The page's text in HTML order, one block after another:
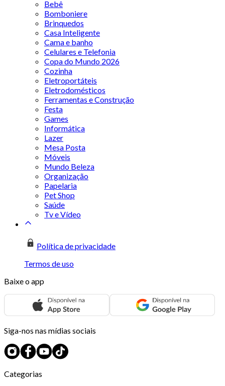
Bebê
Bomboniere
Brinquedos
Casa Inteligente
Cama e banho
Celulares e Telefonia
Copa do Mundo 2026
Cozinha
Eletroportáteis
Eletrodomésticos
Ferramentas e Construção
Festa
Games
Informática
Lazer
Mesa Posta
Móveis
Mundo Beleza
Organização
Papelaria
Pet Shop
Saúde
Tv e Vídeo
Política de privacidade
Termos de uso
Baixe o app
Siga-nos nas mídias sociais
Categorias